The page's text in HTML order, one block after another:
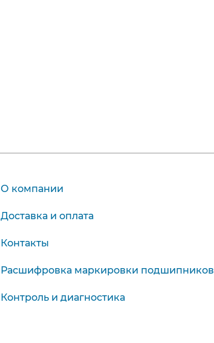
О компании
Доставка и оплата
Контакты
Расшифровка маркировки подшипников
Контроль и диагностика